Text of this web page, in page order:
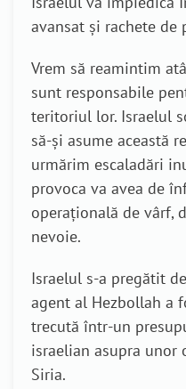
avansat și rachete de
Vrem să reamintim
sunt responsabile
teritoriul lor. Israelul
să-și asume această
urmărim escaladări
provoca va avea de
operațională de vârf,
nevoie.
Israelul s-a pregătit
agent al Hezbollah a
trecută într-un
israelian asupra unor
Siria.